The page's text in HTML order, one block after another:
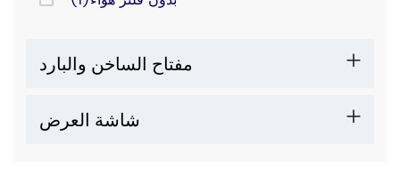
مفتاح الساخن والبارد
شاشة العرض